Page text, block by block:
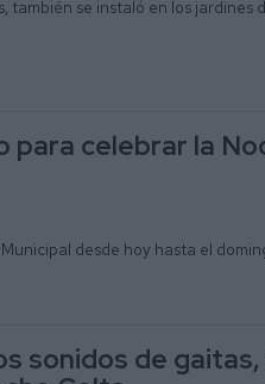
también se instaló en los jardines
para celebrar la
desde hoy hasta el
sonidos de